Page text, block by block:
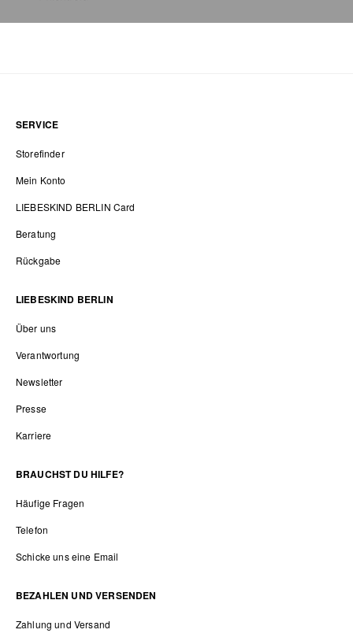
SERVICE
Storefinder
Mein Konto
LIEBESKIND BERLIN Card
Beratung
Rückgabe
LIEBESKIND BERLIN
Über uns
Verantwortung
Newsletter
Presse
Karriere
BRAUCHST DU HILFE?
Häufige Fragen
Telefon
Schicke uns eine Email
BEZAHLEN UND VERSENDEN
Zahlung und Versand